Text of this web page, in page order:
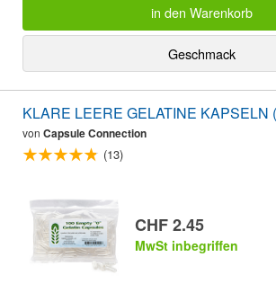
in den Warenkorb
Geschmack
KLARE LEERE GELATINE KAPSELN
von Capsule Connection
(13)
CHF 2.45
MwSt inbegriffen